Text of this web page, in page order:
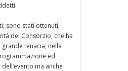
sono stati ottenuti,
del Consorzio, che ha
tenacia, nella
ed
ma anche